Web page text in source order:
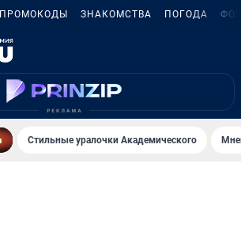
ПРОМОКОДЫ ЗНАКОМСТВА ПОГОДА
Стильные уралочки Академического